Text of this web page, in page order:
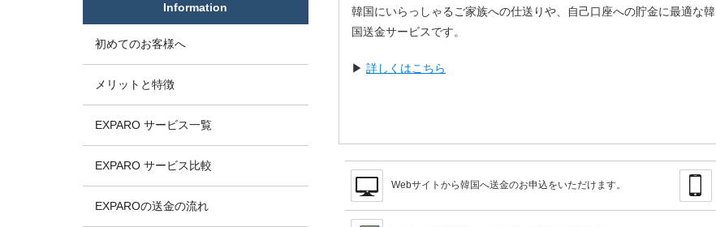
韓国にいらっしゃるご家族への仕送りや、自己口座への貯金に最適な韓
国送金サービスです。
▶ 詳しくはこちら
Webサイトから韓国へ送金のお申込をいただけます。
Information
初めてのお客様へ
メリットと特徴
EXPARO サービス一覧
EXPARO サービス比較
EXPAROの送金の流れ